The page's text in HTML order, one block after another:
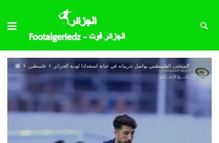
فلسطين المنتخب الفلسطيني يواصل تدريباته في عنابة استعدادا لودية الجزائر